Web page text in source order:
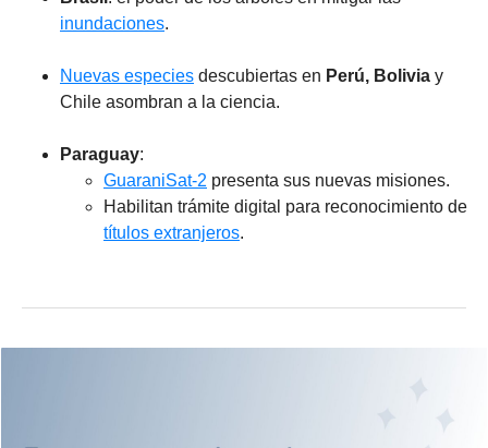
inundaciones.
Nuevas especies descubiertas en Perú, Bolivia y
Chile asombran a la ciencia.
Paraguay:
GuaraniSat-2 presenta sus nuevas misiones.
Habilitan trámite digital para reconocimiento de
títulos extranjeros.